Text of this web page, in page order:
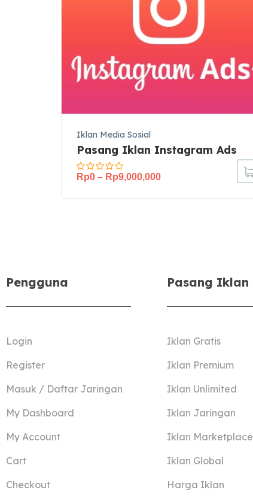
Iklan Media Sosial
Pasang Iklan Instagram Ads
Rp0 – Rp9,000,000
Pengguna
Login
Register
Masuk / Daftar Jaringan
My Dashboard
My Account
Cart
Checkout
Pasang Iklan
Iklan Gratis
Iklan Premium
Iklan Unlimited
Iklan Jaringan
Iklan Marketplace
Iklan Global
Harga Iklan